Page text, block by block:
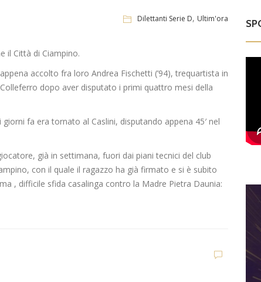
Dilettanti Serie D, Ultim'ora
il Città di Ciampino.
accolto fra loro Andrea Fischetti (’94), trequartista in
dopo aver disputato i primi quattro mesi della
fa era tornato al Caslini, disputando appena 45′ nel
già in settimana, fuori dai piani tecnici del club
con il quale il ragazzo ha già firmato e si è subito
, difficile sfida casalinga contro la Madre Pietra Daunia:
Dilettanti Serie D
to senza sosta: Busat